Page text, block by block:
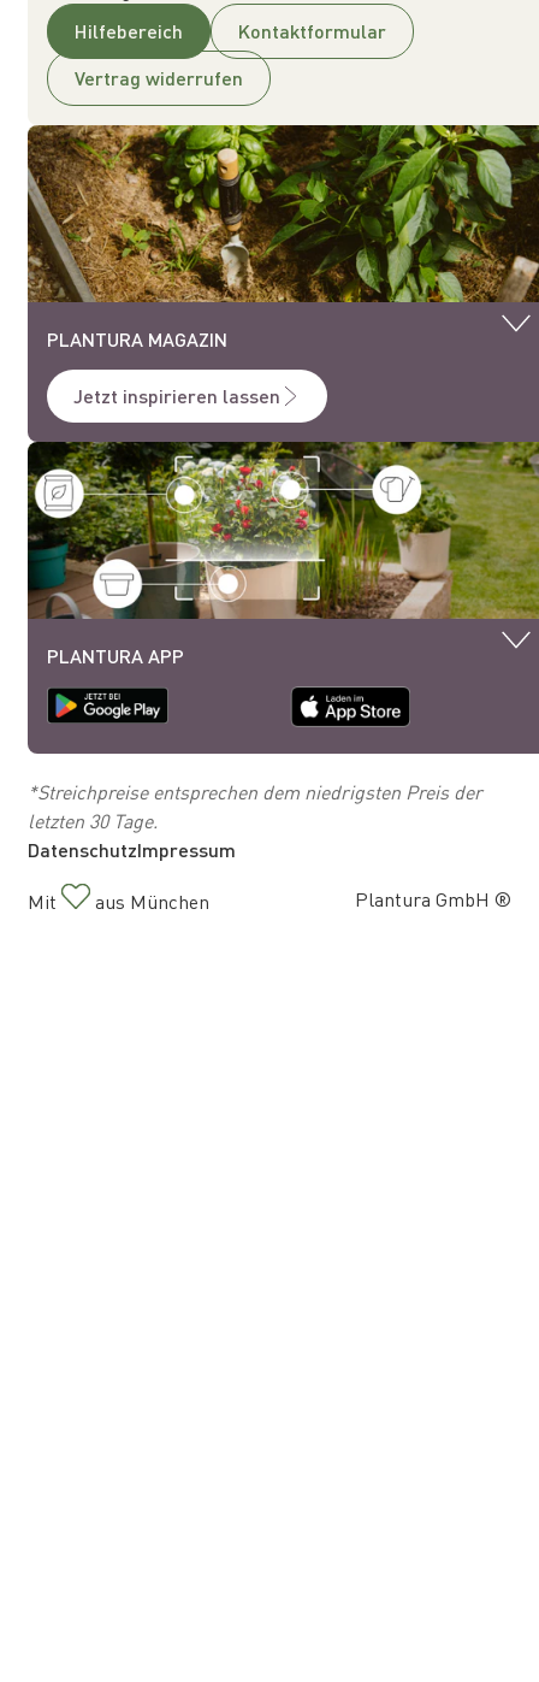
Hilfebereich
Kontaktformular
Vertrag widerrufen
PLANTURA MAGAZIN
Jetzt inspirieren lassen
PLANTURA APP
*Streichpreise entsprechen dem niedrigsten Preis der
letzten 30 Tage.
Plantura GmbH ®
Mit aus München
DatenschutzImpressum